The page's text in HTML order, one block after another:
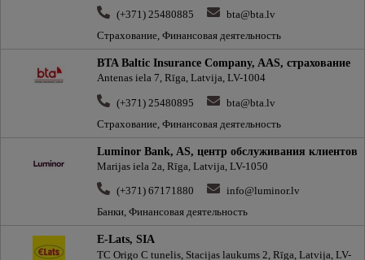
(+371) 25480885
bta@bta.lv
Страхование, Финансовая деятельность
BTA Baltic Insurance Company, AAS, cтрахование
Antenas iela 7, Rīga, Latvija, LV-1004
(+371) 25480895
bta@bta.lv
Страхование, Финансовая деятельность
Luminor Bank, AS, центр обслуживания клиентов
Marijas iela 2a, Rīga, Latvija, LV-1050
(+371) 67171880
info@luminor.lv
Банки, Финансовая деятельность
E-Lats, SIA
TC Origo C tunelis, Stacijas laukums 2, Rīga, Latvija, LV-